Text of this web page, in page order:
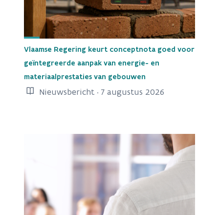
Vlaamse Regering keurt conceptnota goed voor
geïntegreerde aanpak van energie- en
materiaalprestaties van gebouwen
Nieuwsbericht · 7 augustus 2026